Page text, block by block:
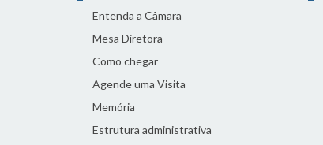
Entenda a Câmara
Mesa Diretora
Como chegar
Agende uma Visita
Memória
Estrutura administrativa